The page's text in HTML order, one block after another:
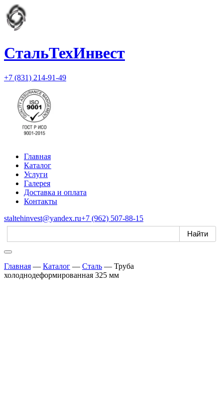
СтальТехИнвест
+7 (831) 214-91-49
Главная
Каталог
Услуги
Галерея
Доставка и оплата
Контакты
staltehinvest@yandex.ru+7 (962) 507-88-15
Главная — Каталог — Сталь — Труба
холоднодеформированная 325 мм